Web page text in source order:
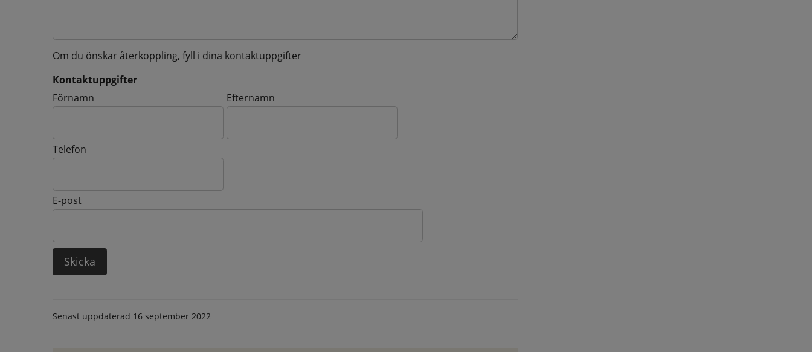
Om du önskar återkoppling, fyll i dina kontaktuppgifter
Kontaktuppgifter
Kontaktuppgifter
Förnamn Efternamn
Telefon
E-post
Senast uppdaterad 16 september 2022